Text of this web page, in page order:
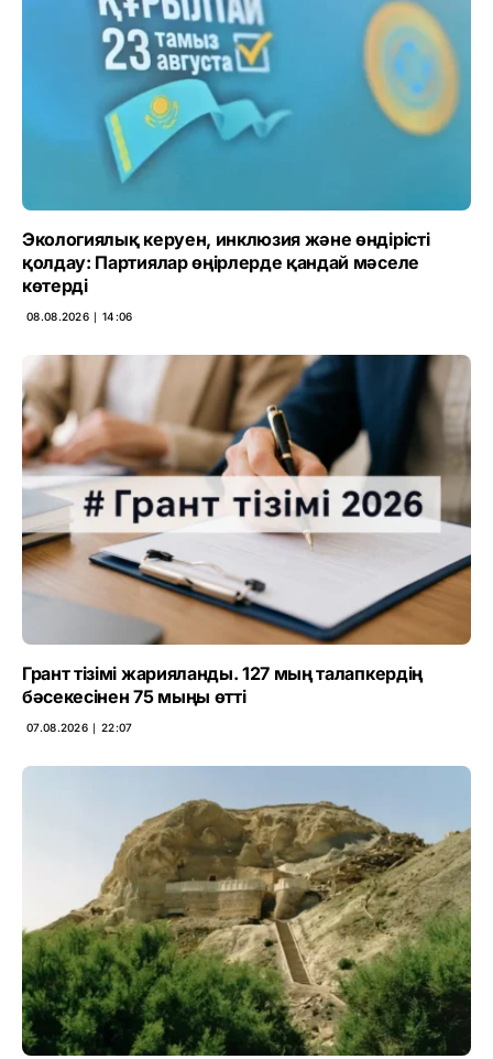
Экологиялық керуен, инклюзия және өндірісті
қолдау: Партиялар өңірлерде қандай мәселе
көтерді
08.08.2026 ∣ 14:06
Грант тізімі жарияланды. 127 мың талапкердің
бәсекесінен 75 мыңы өтті
07.08.2026 ∣ 22:07